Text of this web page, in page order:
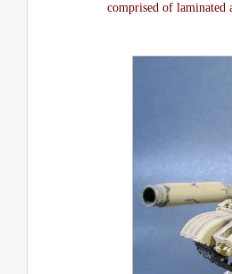
comprised of laminated